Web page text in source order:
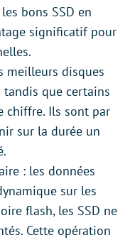
bons SSD en
significatif pour
meilleurs disques
que certains
chiffre. Ils sont par
sur la durée un
: les données
sur les
flash, les SSD ne
Cette opération